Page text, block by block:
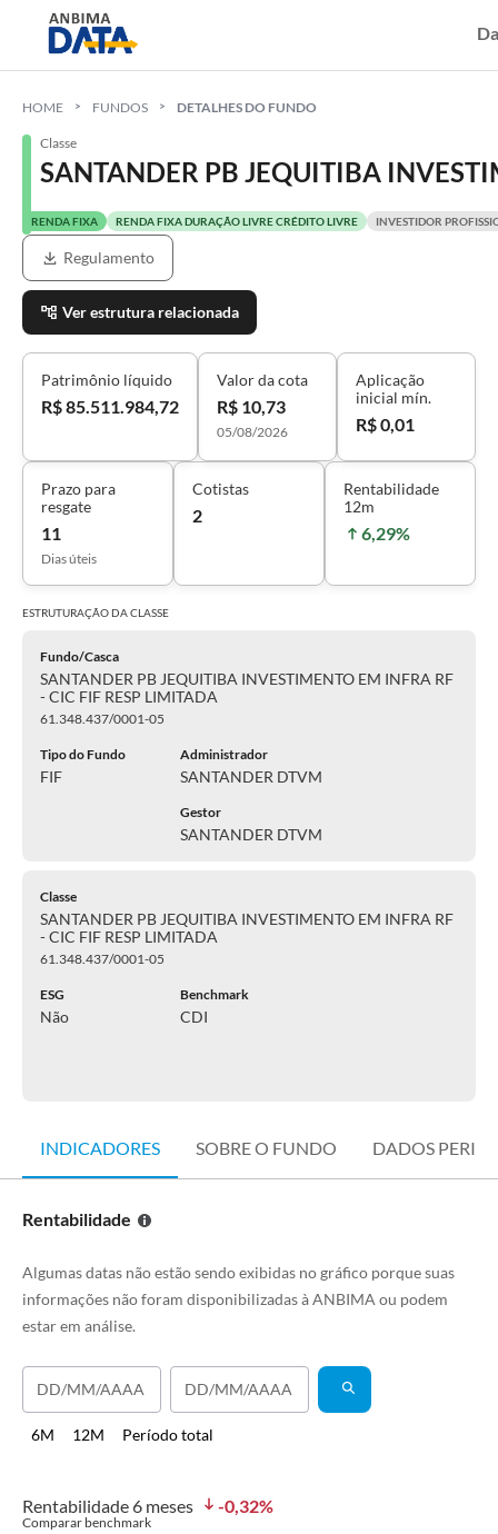
HOME FUNDOS DETALHES DO FUNDO
Classe
SANTANDER PB JEQUITIBA
RENDA FIXA RENDA FIXA DURAÇÃO LIVRE CRÉDITO LIVRE INVESTIDOR
Regulamento
Ver estrutura relacionada
Patrimônio líquido
R$ 85.511.984,72
Valor da cota
R$ 10,73
05/08/2026
Aplicação
inicial mín.
R$ 0,01
Prazo para
resgate
11
Dias úteis
Cotistas
2
Rentabilidade
12m
6,29%
ESTRUTURAÇÃO DACLASSE
Fundo/Casca
SANTANDER PB JEQUITIBA INVESTIMENTO EM INFRA RF
- CIC FIF RESP LIMITADA
61.348.437/0001-05
Tipo do Fundo
FIF
Administrador
SANTANDER DTVM
Gestor
SANTANDER DTVM
Classe
SANTANDER PB JEQUITIBA INVESTIMENTO EM INFRA RF
- CIC FIF RESP LIMITADA
61.348.437/0001-05
ESG
Não
Benchmark
CDI
INDICADORES SOBRE O FUNDO DADOS
Rentabilidade
Algumas datas não estão sendo exibidas no gráfico porque suas
informações não foram disponibilizadas à ANBIMA ou podem
estar em análise.
6M 12M Período total
Rentabilidade 6 meses -0,32%
Comparar benchmark